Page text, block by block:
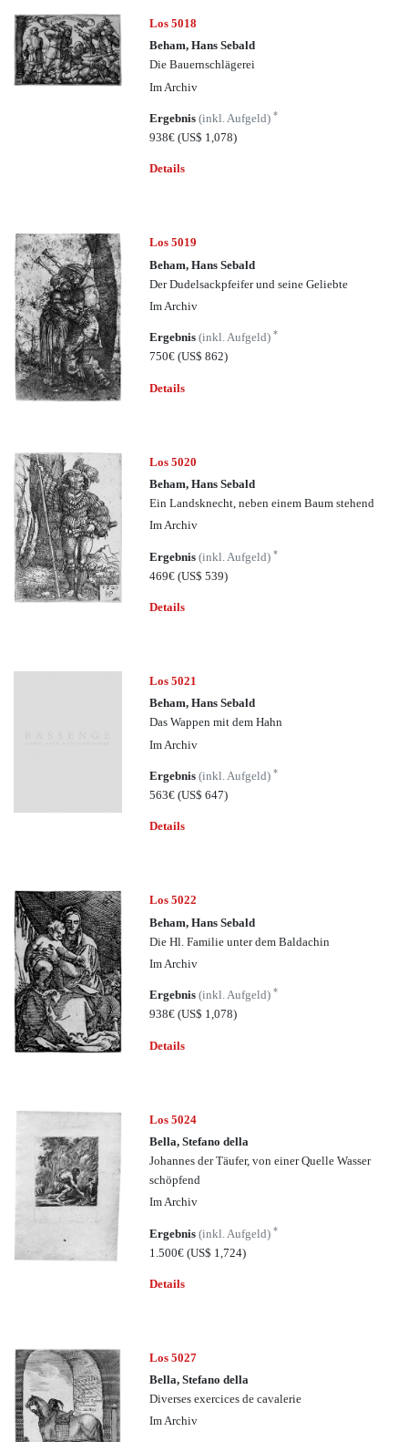
Los 5018
Beham, Hans Sebald
Die Bauernschlägerei
Im Archiv
Ergebnis(inkl. Aufgeld)*
938€(US$ 1,078)
Details
Los 5019
Beham, Hans Sebald
Der Dudelsackpfeifer und seine Geliebte
Im Archiv
Ergebnis(inkl. Aufgeld)*
750€(US$ 862)
Details
Los 5020
Beham, Hans Sebald
Ein Landsknecht, neben einem Baum stehend
Im Archiv
Ergebnis(inkl. Aufgeld)*
469€(US$ 539)
Details
Los 5021
Beham, Hans Sebald
Das Wappen mit dem Hahn
Im Archiv
Ergebnis(inkl. Aufgeld)*
563€(US$ 647)
Details
Los 5022
Beham, Hans Sebald
Die Hl. Familie unter dem Baldachin
Im Archiv
Ergebnis(inkl. Aufgeld)*
938€(US$ 1,078)
Details
Los 5024
Bella, Stefano della
Johannes der Täufer, von einer Quelle Wasser
schöpfend
Im Archiv
Ergebnis(inkl. Aufgeld)*
1.500€(US$ 1,724)
Details
Los 5027
Bella, Stefano della
Diverses exercices de cavalerie
Im Archiv